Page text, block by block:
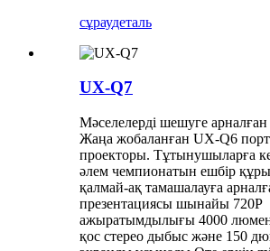
сұраудеталь
UX-Q7
Мәселелерді шешуге
Жаңа жобаланған UX-Q6
проекторы. Тұтынушыларға
әлем чемпионатын ешбір
қалмай-ақ тамашалауға
презентациясы шынайы 720P
ажыратымдылығы 4000
қос стерео дыбыс және 150